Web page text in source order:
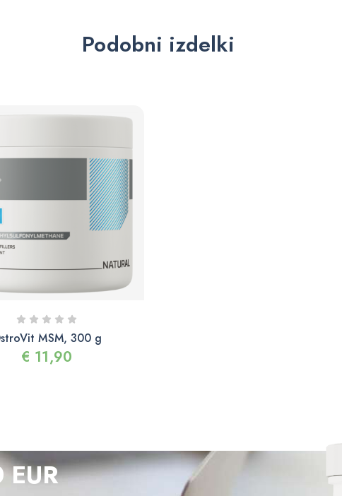
Podobni izdelki
MSM, 300 g
€ 11,90
EUR